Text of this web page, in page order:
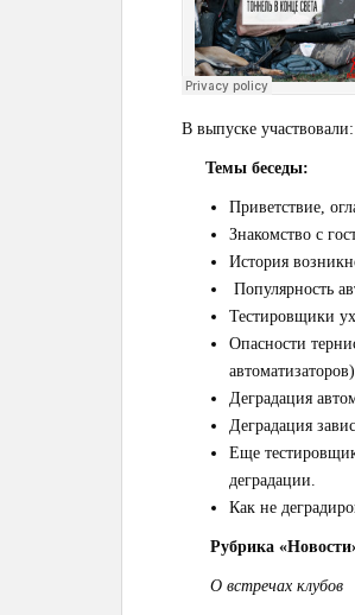
В выпуске участвовали:
Темы беседы:
Приветствие,
Знакомство с
История
Популярность
Тестировщики
Опасности
Деградация
Деградация
Еще
деградации.
Как не
Рубрика
О встречах клубов